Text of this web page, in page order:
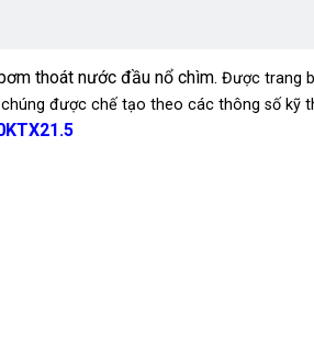
thoát nước đầu nổ chìm. Được trang
được chế tạo theo các thông số kỹ